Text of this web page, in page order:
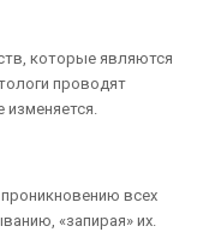
которые являются
проводят
изменяется.
всех
«запирая» их.